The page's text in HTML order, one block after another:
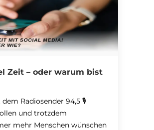
Zeit – oder warum bist
Radiosender 94,5 🎙
und trotzdem
mehr Menschen wünschen